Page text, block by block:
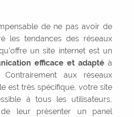
de ne pas avoir de
les tendances des réseaux
un site internet est un
efficace et adapté à
aux réseaux
est très spécifique, votre site
à tous les utilisateurs,
leur présenter un panel